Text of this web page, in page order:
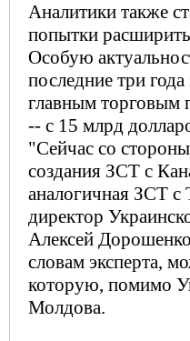
Аналитики также
попытки
Особую
последние три
главным торговым
-- с 15 млрд
"Сейчас со
создания ЗСТ с
аналогичная ЗСТ с
директор
Алексей
словам эксперта,
которую, помимо
Молдова.